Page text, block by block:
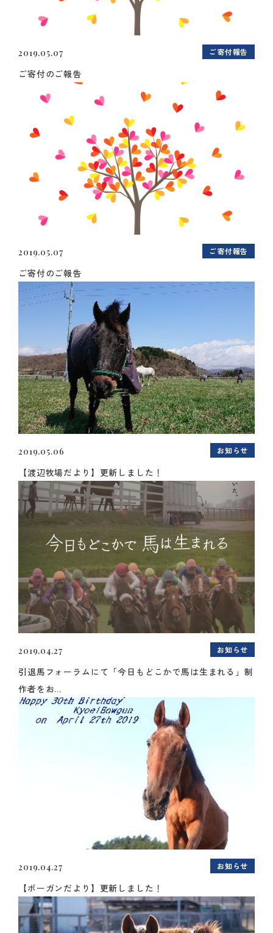
2019.05.07 ご寄付報告
ご寄付のご報告
2019.05.07 ご寄付報告
ご寄付のご報告
2019.05.06 お知らせ
【渡辺牧場だより】更新しました！
2019.04.27 お知らせ
引退馬フォーラムにて「今日もどこかで馬は生まれる」制
作者をお...
2019.04.27 お知らせ
【ボーガンだより】更新しました！